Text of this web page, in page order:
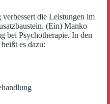
die Leistungen im
(Ein) Manko
bei Psychotherapie. In den
es dazu: